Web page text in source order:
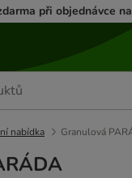
při objednávce
nabídka Granulová